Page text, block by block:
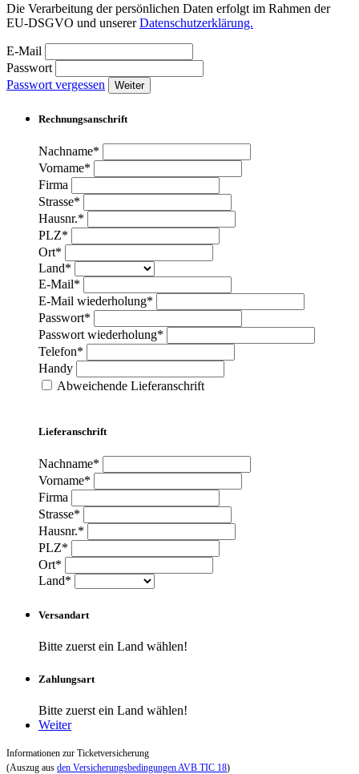
Die Verarbeitung der persönlichen Daten erfolgt im Rahmen der
EU-DSGVO und unsererDatenschutzerklärung.
E-Mail
Passwort
Passwort vergessen
Weiter
Rechnungsanschrift
Nachname*
Vorname*
Firma
Strasse*
Hausnr.*
PLZ*
Ort*
Land*
E-Mail*
E-Mail wiederholung*
Passwort*
Passwort wiederholung*
Telefon*
Handy
Abweichende Lieferanschrift
Lieferanschrift
Nachname*
Vorname*
Firma
Strasse*
Hausnr.*
PLZ*
Ort*
Land*
Versandart
Bitte zuerst ein Land wählen!
Zahlungsart
Bitte zuerst ein Land wählen!
Weiter
Informationen zur Ticketversicherung
(Auszug aus den Versicherungsbedingungen AVB TIC 18)